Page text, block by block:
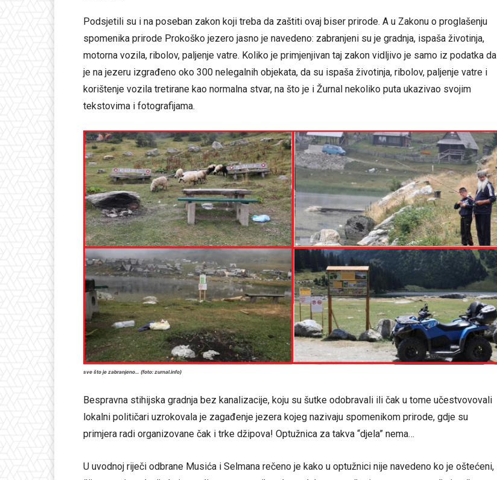
Podsjetili su i na poseban zakon koji treba da zaštiti ovaj biser prirode. A u Zakonu o proglašenju
spomenika prirode Prokoško jezero jasno je navedeno: zabranjeni su je gradnja, ispaša životinja,
motorna vozila, ribolov, paljenje vatre. Koliko je primjenjivan taj zakon vidljivo je samo iz podatka da
je na jezeru izgrađeno oko 300 nelegalnih objekata, da su ispaša životinja, ribolov, paljenje vatre i
korištenje vozila tretirane kao normalna stvar, na što je i Žurnal nekoliko puta ukazivao svojim
tekstovima i fotografijama.
sve što je zabranjeno… (foto: zurnal.info)
Bespravna stihijska gradnja bez kanalizacije, koju su šutke odobravali ili čak u tome učestvovovali
lokalni političari uzrokovala je zagađenje jezera kojeg nazivaju spomenikom prirode, gdje su
primjera radi organizovane čak i trke džipova! Optužnica za takva “djela” nema…
U uvodnoj riječi odbrane Musića i Selmana rečeno je kako u optužnici nije navedeno ko je oštećeni,